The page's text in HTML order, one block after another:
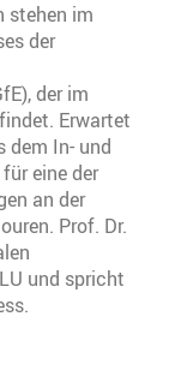
stehen im
der
der im
Erwartet
dem In- und
eine der
an der
Prof. Dr.
und spricht